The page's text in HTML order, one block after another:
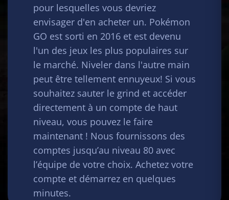
pour lesquelles vous devriez
envisager d'en acheter un. Pokémon
GO est sorti en 2016 et est devenu
l'un des jeux les plus populaires sur
le marché. Niveler dans l'autre main
peut être tellement ennuyeux! Si vous
souhaitez sauter le grind et accéder
directement à un compte de haut
niveau, vous pouvez le faire
maintenant ! Nous fournissons des
comptes jusqu’au niveau 80 avec
l’équipe de votre choix. Achetez votre
compte et démarrez en quelques
minutes.